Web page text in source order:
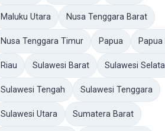
Maluku Utara Nusa Tenggara Barat
Nusa Tenggara Timur Papua
Riau Sulawesi Barat Sulawesi
Sulawesi Tengah Sulawesi Tenggara
Sulawesi Utara Sumatera Barat